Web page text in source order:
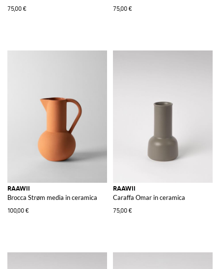
75,00 € 75,00 €
RAAWII
Brocca Strøm media in ceramica
100,00 €
RAAWII
Caraffa Omar in ceramica
75,00 €